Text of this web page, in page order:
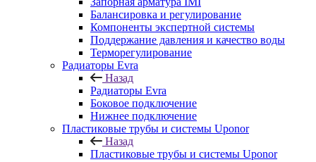
Балансировка и регулирование
Компоненты экспертной системы
Поддержание давления и качество воды
Терморегулирование
Радиаторы Evra
Назад
Радиаторы Evra
Боковое подключение
Нижнее подключение
Пластиковые трубы и системы Uponor
Назад
Пластиковые трубы и системы Uponor